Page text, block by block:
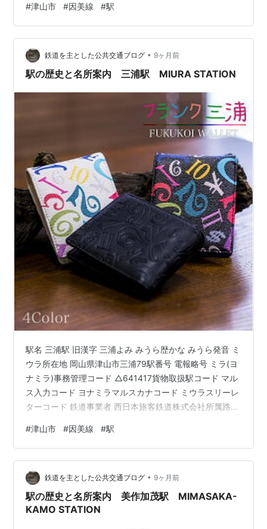
線乗入路線 因美線キロ程 因美線 鳥取起点 61.5km 名所
案内標記載事項(国鉄営業局昭和30年4月) 当時未開業 歴
史1928年(昭和3)3月15日 鉄道省因美南線津山～東津山～
美作加茂間開通時に開設。当時の所在地は岡山県勝田郡
滝尾村堀坂であった。1954年(昭…
#津山市 #因美線 #駅
鉄道を主とした公共交通ブログ • 9ヶ月前
駅の歴史と名所案内 三浦駅 MIURA STATION
駅名 三浦駅 旧漢字 三浦よみ みうら歴かな みうら発音 ミ
ウラ所在地 岡山県津山市三浦79駅番号 電報略号 ミラ(ヨ
ナミラ)事務管理コード △641417貨物取扱駅コード マル
ス入力コード ヨナミラマルスカナコード ミウラスリーレ
ターコード 鉄道事業者 西日本旅客鉄道株式会社所属路線
名所案内標記載事項(国鉄営業局昭和30年4月) 当時未開
業 歴史1963年(昭和38)4月1日 日本国有鉄道因美線の駅
として新設。旅客のみ取扱う無人駅。1987年(昭和62)4
月1日 国鉄分割民営化に伴い、西日本旅客鉄道の駅とな
る。 ja.wikip…
#津山市 #因美線 #駅
鉄道を主とした公共交通ブログ • 9ヶ月前
駅の歴史と名所案内 美作加茂駅 MIMASAKA-
KAMO STATION